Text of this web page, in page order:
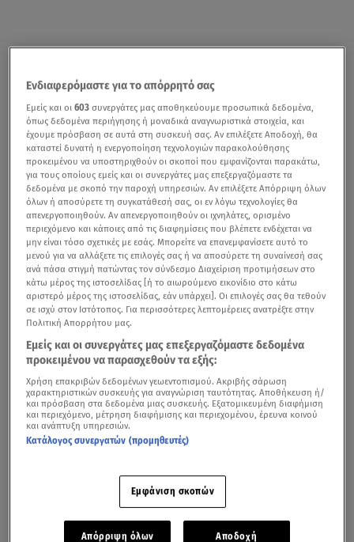
Ενδιαφερόμαστε για το απόρρητό σας
Εμείς και οι603 συνεργάτες μας αποθηκεύουμε προσωπικά δεδομένα,
όπως δεδομένα περιήγησης ή μοναδικά αναγνωριστικά στοιχεία, και
έχουμε πρόσβαση σε αυτά στη συσκευή σας. Αν επιλέξετε Αποδοχή, θα
καταστεί δυνατή η ενεργοποίηση τεχνολογιών παρακολούθησης
προκειμένου να υποστηριχθούν οι σκοποί που εμφανίζονται παρακάτω,
για τους οποίους εμείς και οι συνεργάτες μας επεξεργαζόμαστε τα
δεδομένα με σκοπό την παροχή υπηρεσιών. Αν επιλέξετε Απόρριψη όλων
όλων ή αποσύρετε τη συγκατάθεσή σας, οι εν λόγω τεχνολογίες θα
απενεργοποιηθούν. Αν απενεργοποιηθούν οι ιχνηλάτες, ορισμένο
περιεχόμενο και κάποιες από τις διαφημίσεις που βλέπετε ενδέχεται να
μην είναι τόσο σχετικές με εσάς. Μπορείτε να επανεμφανίσετε αυτό το
μενού για να αλλάξετε τις επιλογές σας ή να αποσύρετε τη συναίνεσή σας
ανά πάσα στιγμή πατώντας τον σύνδεσμο Διαχείριση προτιμήσεων στο
κάτω μέρος της ιστοσελίδας [ή το αιωρούμενο εικονίδιο στο κάτω
αριστερό μέρος της ιστοσελίδας, εάν υπάρχει]. Οι επιλογές σας θα τεθούν
σε ισχύ στον Ιστότοπος. Για περισσότερες λεπτομέρειες ανατρέξτε στην
Πολιτική Απορρήτου μας.
Εμείς και οι συνεργάτες μας επεξεργαζόμαστε δεδομένα
προκειμένου να παρασχεθούν τα εξής:
Χρήση επακριβών δεδομένων γεωεντοπισμού. Ακριβής σάρωση
χαρακτηριστικών συσκευής για αναγνώριση ταυτότητας. Αποθήκευση ή/
και πρόσβαση στα δεδομένα μιας συσκευής. Εξατομικευμένη διαφήμιση
και περιεχόμενο, μέτρηση διαφήμισης και περιεχομένου, έρευνα κοινού
και ανάπτυξη υπηρεσιών.
Κατάλογος συνεργατών (προμηθευτές)
Εμφάνιση σκοπών
Απόρριψη όλων Αποδοχή